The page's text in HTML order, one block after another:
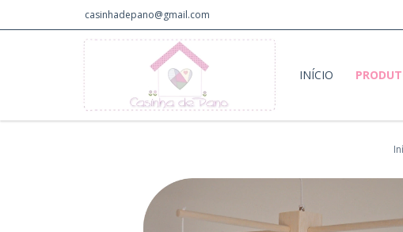
casinhadepano@gmail.com
INÍCIO